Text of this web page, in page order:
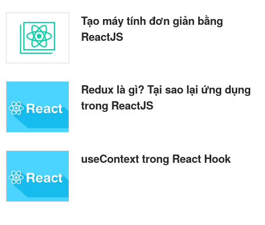
Tạo máy tính đơn giản bằng
ReactJS
Redux là gì? Tại sao lại ứng dụng
trong ReactJS
useContext trong React Hook